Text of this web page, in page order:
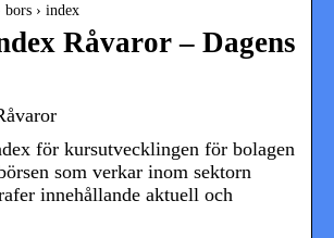
bors › index
Råvaror – Dagens
för kursutvecklingen för bolagen
som verkar inom sektorn
innehållande aktuell och